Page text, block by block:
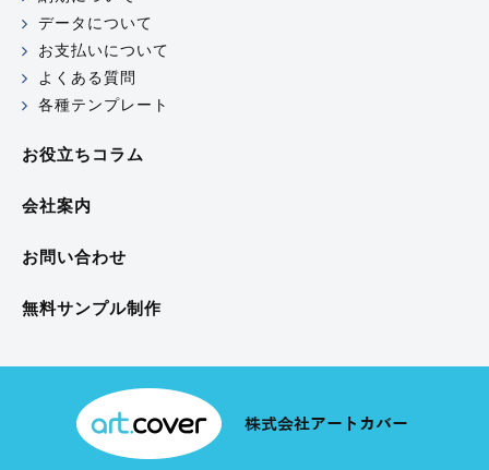
データについて
お支払いについて
よくある質問
各種テンプレート
お役立ちコラム
会社案内
お問い合わせ
無料サンプル制作